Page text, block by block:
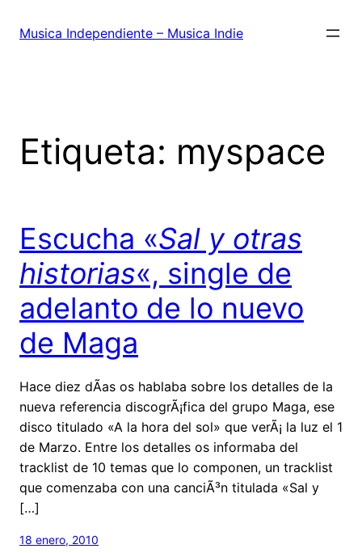
Musica Independiente – Musica Indie
Etiqueta: myspace
Escucha «Sal y otras
historias«, single de
adelanto de lo nuevo
de Maga
Hace diez dÃ­as os hablaba sobre los detalles de la
nueva referencia discogrÃ¡fica del grupo Maga, ese
disco titulado «A la hora del sol» que verÃ¡ la luz el 1
de Marzo. Entre los detalles os informaba del
tracklist de 10 temas que lo componen, un tracklist
que comenzaba con una canciÃ³n titulada «Sal y
[…]
18 enero, 2010